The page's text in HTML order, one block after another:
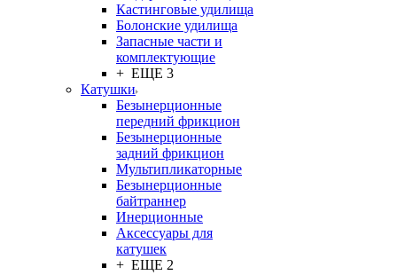
Кастинговые удилища
Болонские удилища
Запасные части и
комплектующие
+ ЕЩЕ 3
Катушки
Безынерционные
передний фрикцион
Безынерционные
задний фрикцион
Мультипликаторные
Безынерционные
байтраннер
Инерционные
Аксессуары для
катушек
+ ЕЩЕ 2